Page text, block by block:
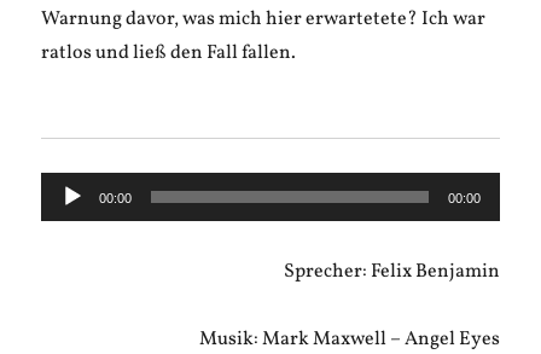
Warnung davor, was mich hier erwartetete? Ich war
ratlos und ließ den Fall fallen.
Audio-
Player
00:00 00:00
Sprecher: Felix Benjamin
Musik: Mark Maxwell – Angel Eyes